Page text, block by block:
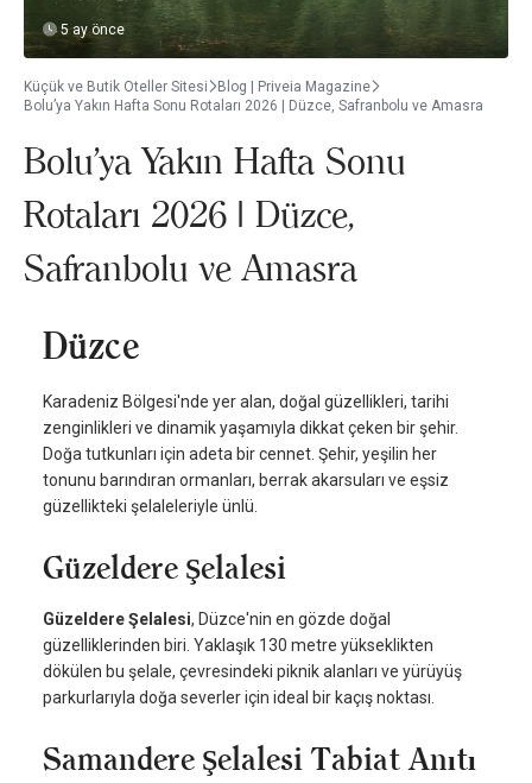
5 ay önce
Küçük ve Butik Oteller Sitesi
Blog | Priveia Magazine
Bolu’ya Yakın Hafta Sonu Rotaları 2026 | Düzce, Safranbolu ve Amasra
Bolu’ya Yakın Hafta Sonu
Rotaları 2026 | Düzce,
Safranbolu ve Amasra
Düzce
Karadeniz Bölgesi'nde yer alan, doğal güzellikleri, tarihi
zenginlikleri ve dinamik yaşamıyla dikkat çeken bir şehir.
Doğa tutkunları için adeta bir cennet. Şehir, yeşilin her
tonunu barındıran ormanları, berrak akarsuları ve eşsiz
güzellikteki şelaleleriyle ünlü.
Güzeldere Şelalesi
Güzeldere Şelalesi, Düzce'nin en gözde doğal
güzelliklerinden biri. Yaklaşık 130 metre yükseklikten
dökülen bu şelale, çevresindeki piknik alanları ve yürüyüş
parkurlarıyla doğa severler için ideal bir kaçış noktası.
Samandere Şelalesi Tabiat Anıtı